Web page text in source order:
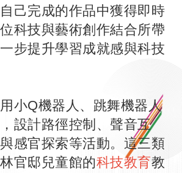
己完成的作品中獲得即時
科技與藝術創作結合所帶
步提升學習成就感與科技
小Q機器人、跳舞機器人
設計路徑控制、聲音互
感官探索等活動。這三類
官邸兒童館的科技教育教